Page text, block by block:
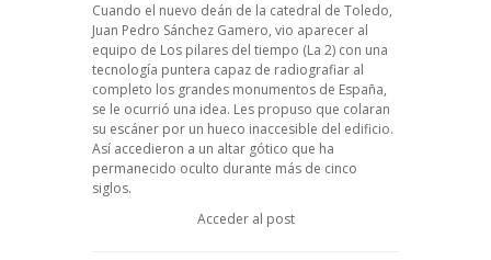
Cuando el nuevo deán de la catedral de Toledo,
Juan Pedro Sánchez Gamero, vio aparecer al
equipo de Los pilares del tiempo (La 2) con una
tecnología puntera capaz de radiografiar al
completo los grandes monumentos de España,
se le ocurrió una idea. Les propuso que colaran
su escáner por un hueco inaccesible del edificio.
Así accedieron a un altar gótico que ha
permanecido oculto durante más de cinco
siglos.
Acceder al post